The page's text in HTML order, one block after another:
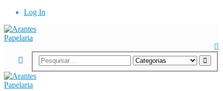
Log In